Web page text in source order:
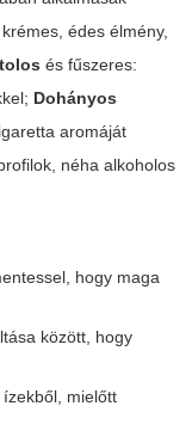
édes élmény,
és fűszeres:
Dohányos
aromáját
néha alkoholos
hogy maga
között, hogy
mielőtt